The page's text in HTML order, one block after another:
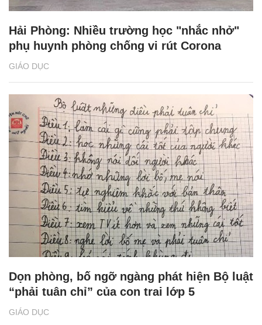
GIÁO DỤC
Hải Phòng: Nhiều trường học "nhắc nhở"
phụ huynh phòng chống vi rút Corona
GIÁO DỤC
Dọn phòng, bố ngỡ ngàng phát hiện Bộ luật
“phải tuân chỉ” của con trai lớp 5